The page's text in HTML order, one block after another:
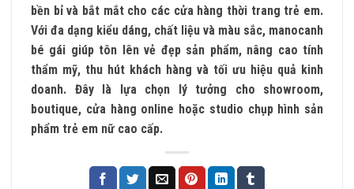
bền bỉ và bắt mắt cho các cửa hàng thời trang trẻ em.
Với đa dạng kiểu dáng, chất liệu và màu sắc, manocanh
bé gái giúp tôn lên vẻ đẹp sản phẩm, nâng cao tính
thẩm mỹ, thu hút khách hàng và tối ưu hiệu quả kinh
doanh. Đây là lựa chọn lý tưởng cho showroom,
boutique, cửa hàng online hoặc studio chụp hình sản
phẩm trẻ em nữ cao cấp.